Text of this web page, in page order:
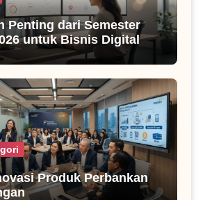
Penting dari Semester
untuk Bisnis Digital
Produk Perbankan